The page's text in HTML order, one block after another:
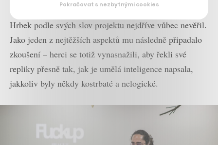
Hrbek podle svých slov projektu nejdříve vůbec nevěřil.
Jako jeden z nejtěžších aspektů mu následně připadalo
zkoušení – herci se totiž vynasnažili, aby řekli své
repliky přesně tak, jak je umělá inteligence napsala,
jakkoliv byly někdy kostrbaté a nelogické.
Pokračovat s nezbytnými cookies